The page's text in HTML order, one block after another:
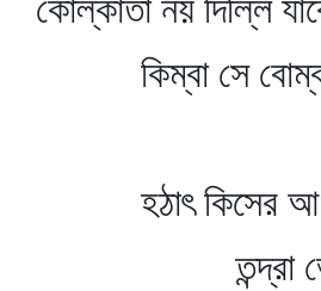
কিম্বা সে
হঠাৎ কিসের
তন্দ্রা